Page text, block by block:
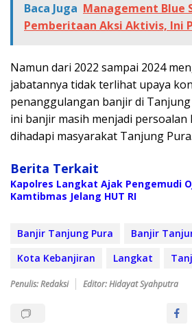
Baca Juga Management Blue
Pemberitaan Aksi Aktivis, Ini
Namun dari 2022 sampai 2024
jabatannya tidak terlihat upaya
penanggulangan banjir di
ini banjir masih menjadi persoalan
dihadapi masyarakat Tanjung Pura.
Berita Terkait
Kapolres Langkat Ajak Pengemudi
Kamtibmas Jelang HUT RI
Banjir Tanjung Pura
Banjir
Kota Kebanjiran
Langkat
Penulis: Redaksi Editor: Hidayat Syahputra